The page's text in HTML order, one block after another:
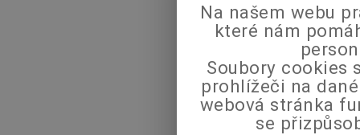
Na našem webu
které nám
Soubory cookies
prohlížeči na
webová stránka
se